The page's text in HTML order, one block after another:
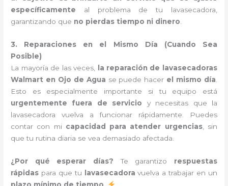
específicamente al problema de tu lavasecadora,
garantizando que no pierdas tiempo ni dinero
3. Reparaciones en el Mismo Día (Cuando Sea
Posible)
La mayoría de las veces,
la reparación de lavasecadoras
Walmart en Ojo de Agua se puede hacer el mismo día
Esto es especialmente importante si tu equipo está
urgentemente fuera de servicio y necesitas que la
lavasecadora vuelva a funcionar rápidamente. Puedes
contar con mi capacidad para atender urgencias, sin
que tu rutina diaria se vea demasiado afectada.
¿Por qué esperar días? Te garantizo respuestas
rápidas para que tu lavasecadora vuelva a trabajar en un